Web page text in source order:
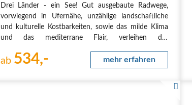
Drei Länder - ein See! Gut ausgebaute Radwege,
vorwiegend in Ufernähe, unzählige landschaftliche
und kulturelle Kostbarkeiten, sowie das milde Klima
und das mediterrane Flair, verleihen der
„Pedalritter“.
ab 534,- mehr erfahren